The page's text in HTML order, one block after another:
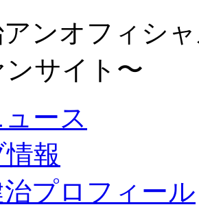
アンオフィシ
サイト〜
ース
報
治プロフィール